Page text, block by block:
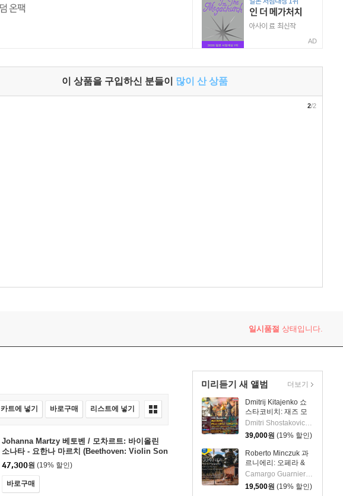
AD
이 상품을 구입하신 분들이 많이 산 상품
2/2
일시품절 상태입니다.
미리듣기 새 앨범
Dmitrij Kitajenko 쇼
스타코비치: 재즈 모
음곡, 발레 모음곡, 협
주곡들
(Shostakovich: Jazz
Suite; Ballet Suites;
Concertos)
Dmitri Shostakovich 작곡 외 6명
39,000원 (19% 할인)
Roberto Minczuk 과
르니에리: 오페라 &
관현악 작품집
(Guarnieri: Pedro
Malazarte)
Camargo Guarnieri 작곡 외 2명
19,500원 (19% 할인)
더보기
카트에 넣기 바로구매 리스트에 넣기
Johanna Martzy 베토벤 / 모차르트: 바이올린
소나타 - 요한나 마르치 (Beethoven: Violin Son
ata No.8 Op.30-3 / Mozart: Violin Sonata No.2
4 KV.376)
47,300원 (19% 할인)
바로구매